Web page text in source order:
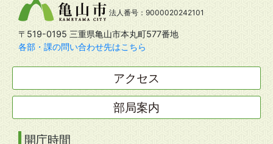
法人番号：9000020242101
〒519-0195 三重県亀山市本丸町577番地
各部・課の問い合わせ先はこちら
アクセス
部局案内
開庁時間